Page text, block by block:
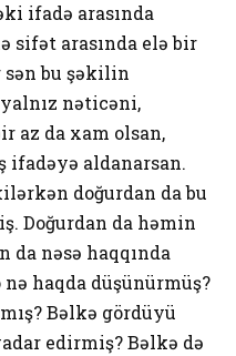
ifadə arasında
sifət arasında elə bir
sən bu şəkilin
nəticəni,
az da xam olsan,
aldanarsan.
doğurdan da bu
Doğurdan da həmin
da nəsə haqqında
nə haqda düşünürmüş?
Bəlkə gördüyü
edirmiş? Bəlkə də